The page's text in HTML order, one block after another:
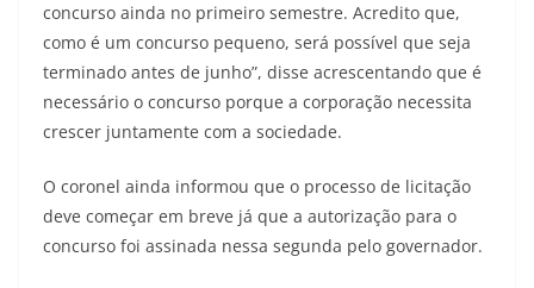
concurso ainda no primeiro semestre. Acredito que,
como é um concurso pequeno, será possível que seja
terminado antes de junho”, disse acrescentando que é
necessário o concurso porque a corporação necessita
crescer juntamente com a sociedade.
O coronel ainda informou que o processo de licitação
deve começar em breve já que a autorização para o
concurso foi assinada nessa segunda pelo governador.